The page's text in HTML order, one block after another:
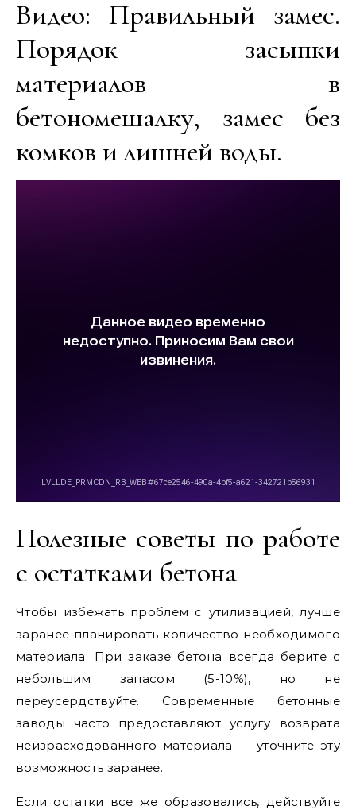
Видео: Правильный замес.
Порядок засыпки
материалов в
бетономешалку, замес без
комков и лишней воды.
Полезные советы по работе
с остатками бетона
Чтобы избежать проблем с утилизацией, лучше
заранее планировать количество необходимого
материала. При заказе бетона всегда берите с
небольшим запасом (5-10%), но не
переусердствуйте. Современные бетонные
заводы часто предоставляют услугу возврата
неизрасходованного материала — уточните эту
возможность заранее.
Если остатки все же образовались, действуйте